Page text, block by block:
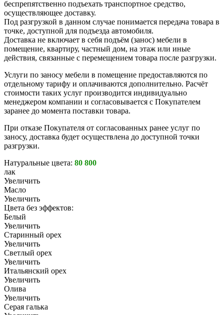
беспрепятственно подъехать транспортное средство,
осуществляющее доставку.
Под разгрузкой в данном случае понимается передача товара в
точке, доступной для подъезда автомобиля.
Доставка не включает в себя подъём (занос) мебели в
помещение, квартиру, частный дом, на этаж или иные
действия, связанные с перемещением товара после разгрузки.
Услуги по заносу мебели в помещение предоставляются по
отдельному тарифу и оплачиваются дополнительно. Расчёт
стоимости таких услуг производится индивидуально
менеджером компании и согласовывается с Покупателем
заранее до момента поставки товара.
При отказе Покупателя от согласованных ранее услуг по
заносу, доставка будет осуществлена до доступной точки
разгрузки.
Натуральные цвета: 80 800
лак
Увеличить
Масло
Увеличить
Цвета без эффектов:
Белый
Увеличить
Старинный орех
Увеличить
Светлый орех
Увеличить
Итальянский орех
Увеличить
Олива
Увеличить
Серая галька